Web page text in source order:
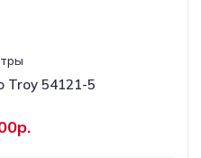
Troy 54121-5